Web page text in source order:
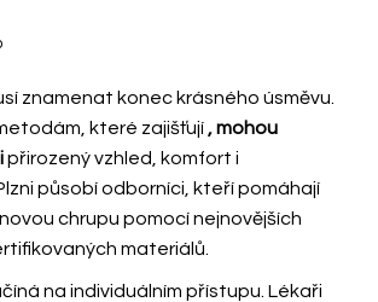
znamenat konec krásného úsměvu.
které zajišťují , mohou
přirozený vzhled, komfort i
působí odborníci, kteří pomáhají
chrupu pomocí nejnovějších
materiálů.
na individuálním přístupu. Lékaři